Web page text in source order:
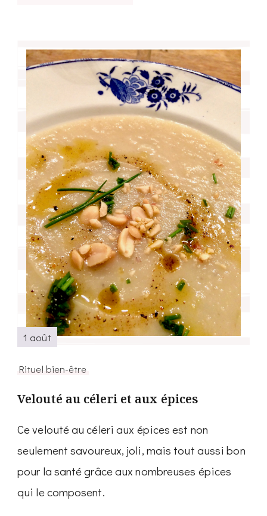
1 août
Rituel bien-être
Velouté au céleri et aux épices
Ce velouté au céleri aux épices est non
seulement savoureux, joli, mais tout aussi bon
pour la santé grâce aux nombreuses épices
qui le composent.